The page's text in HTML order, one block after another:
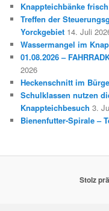
Knappteichbänke
Treffen der
Yorckgebiet 14. Juli
Wassermangel im
01.08.2026 –
2026
Heckenschnitt im
Schulklassen nutzen
Knappteichbesuch 3.
Bienenfutter-Spirale –
Stolz